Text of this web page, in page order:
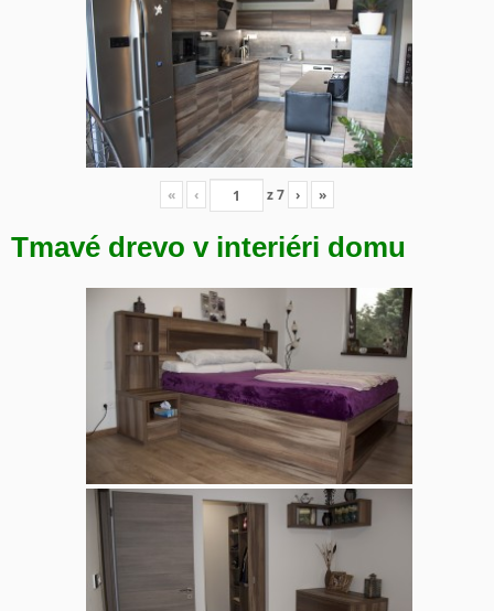
« ‹ z7 › »
Tmavé drevo v interiéri domu